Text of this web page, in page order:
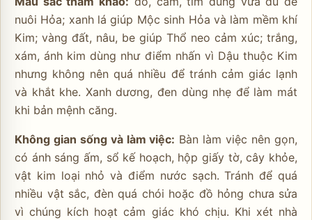
nuôi Hỏa; xanh lá giúp Mộc sinh Hỏa và làm mềm khí
Kim; vàng đất, nâu, be giúp Thổ neo cảm xúc; trắng,
xám, ánh kim dùng như điểm nhấn vì Dậu thuộc Kim
nhưng không nên quá nhiều để tránh cảm giác lạnh
và khắt khe. Xanh dương, đen dùng nhẹ để làm mát
khi bản mệnh căng.
Không gian sống và làm việc: Bàn làm việc nên gọn,
có ánh sáng ấm, sổ kế hoạch, hộp giấy tờ, cây khỏe,
vật kim loại nhỏ và điểm nước sạch. Tránh để quá
nhiều vật sắc, đèn quá chói hoặc đồ hỏng chưa sửa
vì chúng kích hoạt cảm giác khó chịu. Khi xét nhà